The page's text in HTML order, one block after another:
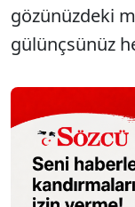
gözünüzdeki
gülünçsünüz